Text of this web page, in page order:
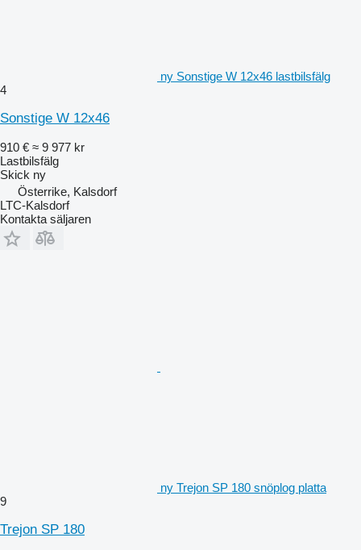
ny Sonstige W 12x46 lastbilsfälg
4
Sonstige W 12x46
910 € ≈ 9 977 kr
Lastbilsfälg
Skick ny
Österrike, Kalsdorf
LTC-Kalsdorf
Kontakta säljaren
ny Trejon SP 180 snöplog platta
9
Trejon SP 180